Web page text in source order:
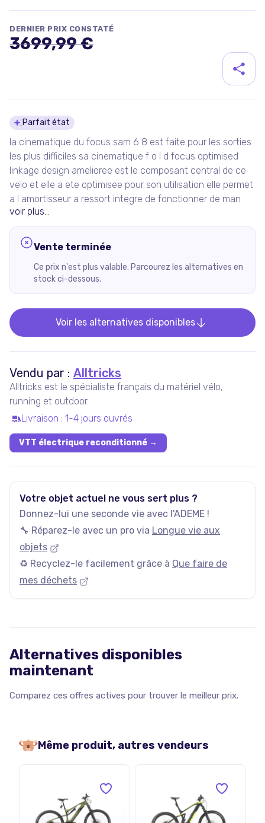
DERNIER PRIX CONSTATÉ
3699,99 €
Détails du produit
Parfait état
la cinematique du focus sam 6 8 est faite pour les sorties
les plus difficiles sa cinematique f o l d focus optimised
linkage design amelioree est le composant central de ce
velo et elle a ete optimisee pour son utilisation elle permet
a l amortisseur a ressort integre de fonctionner de man
voir plus...
Vente terminée
Ce prix n'est plus valable. Parcourez les alternatives en
stock ci-dessous.
Voir les alternatives disponibles
Vendu par : Alltricks
Alltricks est le spécialiste français du matériel vélo,
running et outdoor.
Livraison : 1-4 jours ouvrés
VTT électrique reconditionné →
Votre objet actuel ne vous sert plus ?
Donnez-lui une seconde vie avec l'ADEME !
🔧 Réparez-le avec un pro via Longue vie aux
objets
♻️ Recyclez-le facilement grâce à Que faire de
mes déchets
Alternatives disponibles
maintenant
Comparez ces offres actives pour trouver le meilleur prix.
Même produit, autres vendeurs